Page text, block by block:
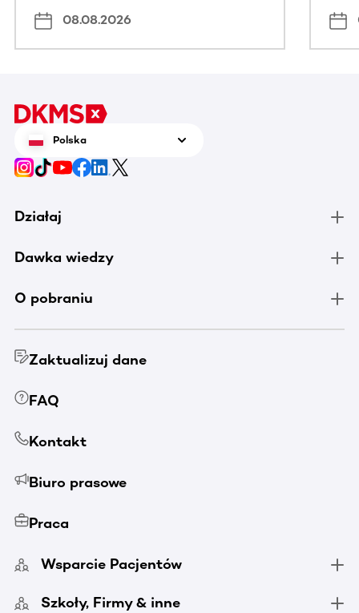
08.08.2026
Polska
Działaj
Dawka wiedzy
O pobraniu
Zaktualizuj dane
FAQ
Kontakt
Biuro prasowe
Praca
Wsparcie Pacjentów
Szkoły, Firmy & inne